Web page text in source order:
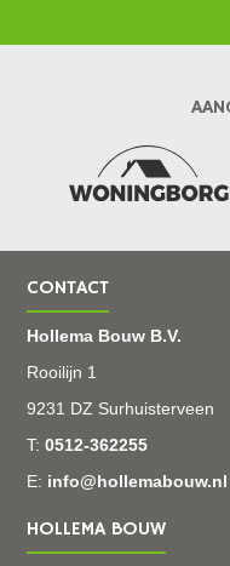
CONTACT
Hollema Bouw B.V.
Rooilijn 1
9231 DZ Surhuisterveen
T:0512-362255
E: info@hollemabouw.nl
HOLLEMA BOUW